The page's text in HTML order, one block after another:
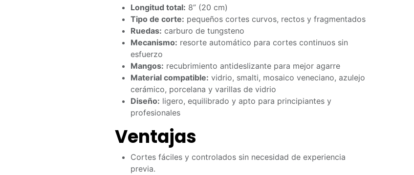
Longitud total: 8” (20 cm)
Tipo de corte: pequeños cortes curvos, rectos y fragmentados
Ruedas: carburo de tungsteno
Mecanismo: resorte automático para cortes continuos sin
esfuerzo
Mangos: recubrimiento antideslizante para mejor agarre
Material compatible: vidrio, smalti, mosaico veneciano, azulejo
cerámico, porcelana y varillas de vidrio
Diseño: ligero, equilibrado y apto para principiantes y
profesionales
Ventajas
Cortes fáciles y controlados sin necesidad de experiencia
previa.